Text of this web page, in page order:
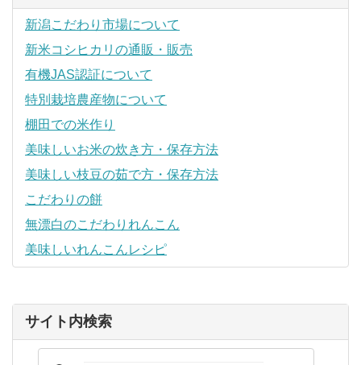
新潟こだわり市場について
新米コシヒカリの通販・販売
有機JAS認証について
特別栽培農産物について
棚田での米作り
美味しいお米の炊き方・保存方法
美味しい枝豆の茹で方・保存方法
こだわりの餅
無漂白のこだわりれんこん
美味しいれんこんレシピ
サイト内検索